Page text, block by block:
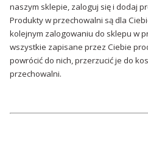
naszym sklepie, zaloguj się i dodaj
Produkty w przechowalni są dla
kolejnym zalogowaniu do sklepu w
wszystkie zapisane przez Ciebie
powrócić do nich, przerzucić je do
przechowalni.